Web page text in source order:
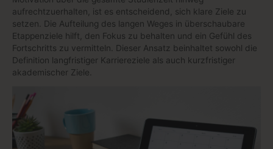
aufrechtzuerhalten, ist es entscheidend, sich klare Ziele zu
setzen. Die Aufteilung des langen Weges in überschaubare
Etappenziele hilft, den Fokus zu behalten und ein Gefühl des
Fortschritts zu vermitteln. Dieser Ansatz beinhaltet sowohl die
Definition langfristiger Karriereziele als auch kurzfristiger
akademischer Ziele.